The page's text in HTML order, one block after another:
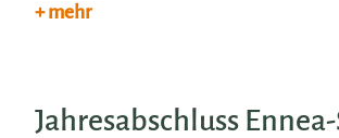
+ mehr
Jahresabschluss